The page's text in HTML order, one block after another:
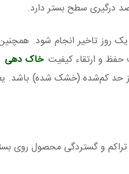
درگیری سطح بستر دارد.
روز تاخیر انجام شود.
حفظ و ارتقاء کیفیت خاک دهی
کم‌شده (خشک شده) باشد.
و گستردگی محصول روی